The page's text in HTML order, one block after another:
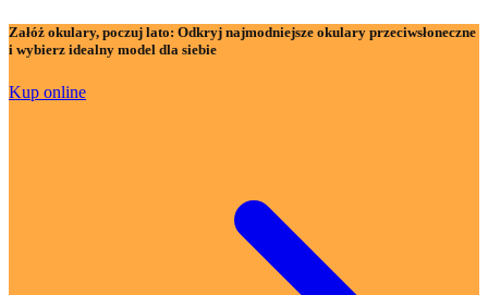
Załóż okulary, poczuj lato: Odkryj najmodniejsze okulary przeciwsłoneczne
i wybierz idealny model dla siebie
Kup online